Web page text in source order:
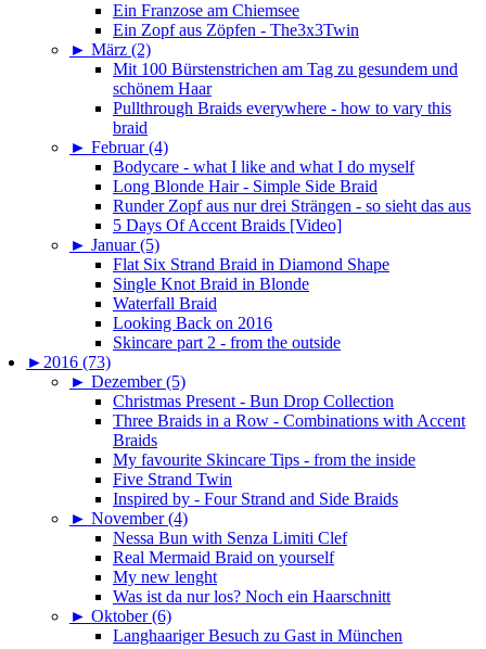
Ein Franzose am Chiemsee
Ein Zopf aus Zöpfen - The3x3Twin
► März (2)
Mit 100 Bürstenstrichen am Tag zu gesundem und
schönem Haar
Pullthrough Braids everywhere - how to vary this
braid
► Februar (4)
Bodycare - what I like and what I do myself
Long Blonde Hair - Simple Side Braid
Runder Zopf aus nur drei Strängen - so sieht das aus
5 Days Of Accent Braids [Video]
► Januar (5)
Flat Six Strand Braid in Diamond Shape
Single Knot Braid in Blonde
Waterfall Braid
Looking Back on 2016
Skincare part 2 - from the outside
► 2016 (73)
► Dezember (5)
Christmas Present - Bun Drop Collection
Three Braids in a Row - Combinations with Accent
Braids
My favourite Skincare Tips - from the inside
Five Strand Twin
Inspired by - Four Strand and Side Braids
► November (4)
Nessa Bun with Senza Limiti Clef
Real Mermaid Braid on yourself
My new lenght
Was ist da nur los? Noch ein Haarschnitt
► Oktober (6)
Langhaariger Besuch zu Gast in München